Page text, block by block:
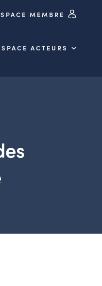
MEMBRE
ACTEURS